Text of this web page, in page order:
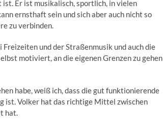
Er ist musikalisch, sportlich, in vielen
ernsthaft sein und sich aber auch nicht so
zu verbinden.
und der Straßenmusik und auch die
motiviert, an die eigenen Grenzen zu gehen
habe, weiß ich, dass die gut funktionierende
ist. Volker hat das richtige Mittel zwischen
hat.